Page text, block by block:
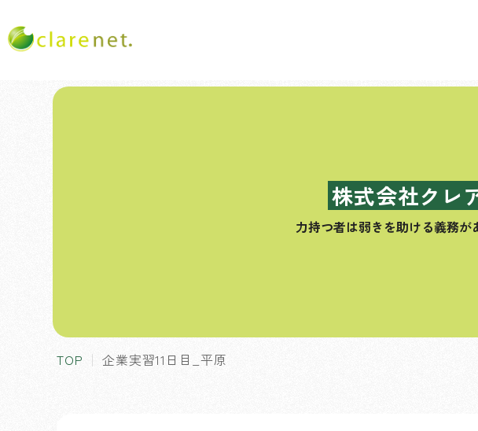
株式会社クレ
力持つ者は弱きを助ける義務が
TOP 企業実習11日目_平原